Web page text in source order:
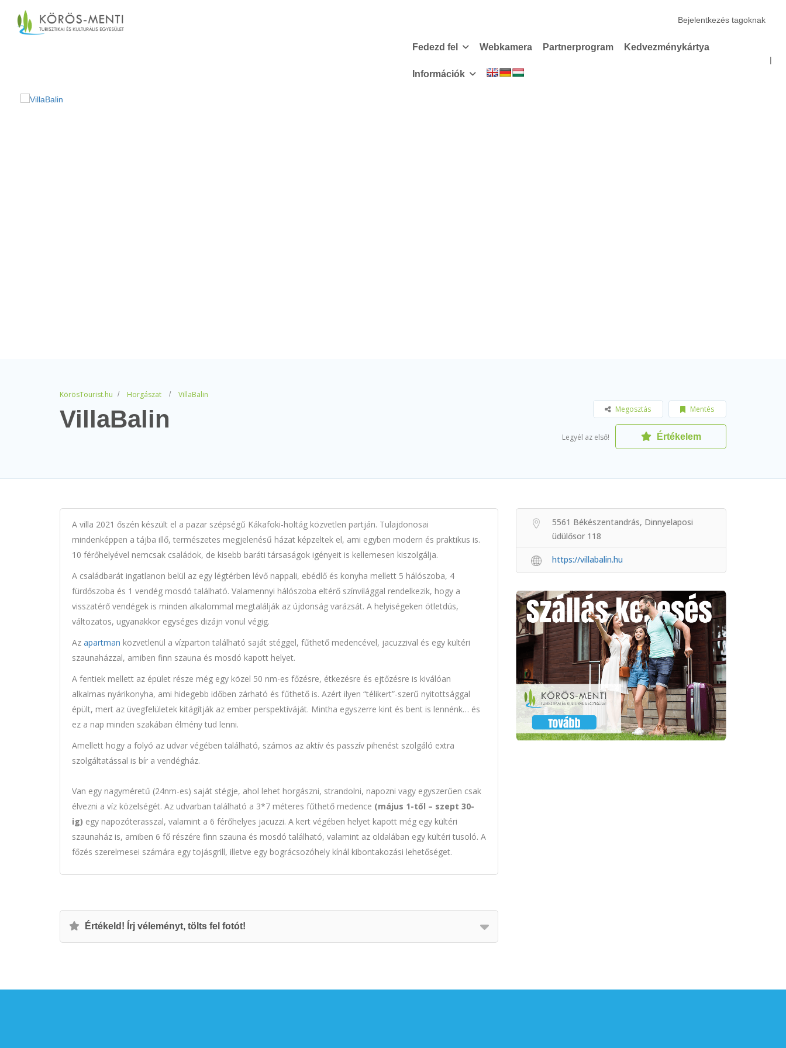
Bejelentkezés tagoknak
Fedezd fel Webkamera Partnerprogram Kedvezménykártya
Információk
KörösTourist.hu Horgászat VillaBalin
VillaBalin Mentés
Megosztás
Legyél az első! Értékelem
A villa 2021 őszén készült el a pazar szépségű Kákafoki-holtág közvetlen partján. Tulajdonosai
mindenképpen a tájba illő, természetes megjelenésű házat képzeltek el, ami egyben modern és praktikus is.
10 férőhelyével nemcsak családok, de kisebb baráti társaságok igényeit is kellemesen kiszolgálja.
A családbarát ingatlanon belül az egy légtérben lévő nappali, ebédlő és konyha mellett 5 hálószoba, 4
fürdőszoba és 1 vendég mosdó található. Valamennyi hálószoba eltérő színvilággal rendelkezik, hogy a
visszatérő vendégek is minden alkalommal megtalálják az újdonság varázsát. A helyiségeken ötletdús,
változatos, ugyanakkor egységes dizájn vonul végig.
Az apartman közvetlenül a vízparton található saját stéggel, fűthető medencével, jacuzzival és egy kültéri
szaunaházzal, amiben finn szauna és mosdó kapott helyet.
A fentiek mellett az épület része még egy közel 50 nm-es főzésre, étkezésre és ejtőzésre is kiválóan
alkalmas nyárikonyha, ami hidegebb időben zárható és fűthető is. Azért ilyen “télikert”-szerű nyitottsággal
épült, mert az üvegfelületek kitágítják az ember perspektíváját. Mintha egyszerre kint és bent is lennénk… és
ez a nap minden szakában élmény tud lenni.
Amellett hogy a folyó az udvar végében található, számos az aktív és passzív pihenést szolgáló extra
szolgáltatással is bír a vendégház.
Van egy nagyméretű (24nm-es) saját stégje, ahol lehet horgászni, strandolni, napozni vagy egyszerűen csak
élvezni a víz közelségét. Az udvarban található a 3*7 méteres fűthető medence (május 1-től – szept 30-
ig) egy napozóterasszal, valamint a 6 férőhelyes jacuzzi. A kert végében helyet kapott még egy kültéri
szaunaház is, amiben 6 fő részére finn szauna és mosdó található, valamint az oldalában egy kültéri tusoló. A
főzés szerelmesei számára egy tojásgrill, illetve egy bográcsozóhely kínál kibontakozási lehetőséget.
Értékeld! Írj véleményt, tölts fel fotót!
5561 Békészentandrás, Dinnyelaposi
üdülősor 118
https://villabalin.hu